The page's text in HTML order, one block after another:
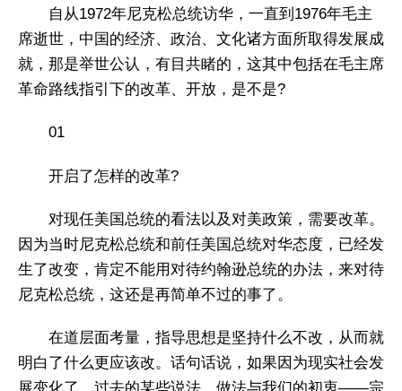
自从1972年尼克松总统访华，一直到1976年毛主
席逝世，中国的经济、政治、文化诸方面所取得发展成
就，那是举世公认，有目共睹的，这其中包括在毛主席
革命路线指引下的改革、开放，是不是?
01
开启了怎样的改革?
对现任美国总统的看法以及对美政策，需要改革。
因为当时尼克松总统和前任美国总统对华态度，已经发
生了改变，肯定不能用对待约翰逊总统的办法，来对待
尼克松总统，这还是再简单不过的事了。
在道层面考量，指导思想是坚持什么不改，从而就
明白了什么更应该改。话句话说，如果因为现实社会发